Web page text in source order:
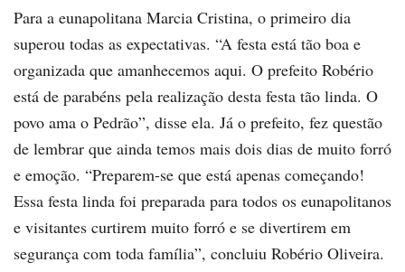
Para a eunapolitana Marcia Cristina, o primeiro dia
superou todas as expectativas. “A festa está tão boa e
organizada que amanhecemos aqui. O prefeito Robério
está de parabéns pela realização desta festa tão linda. O
povo ama o Pedrão”, disse ela. Já o prefeito, fez questão
de lembrar que ainda temos mais dois dias de muito forró
e emoção. “Preparem-se que está apenas começando!
Essa festa linda foi preparada para todos os eunapolitanos
e visitantes curtirem muito forró e se divertirem em
segurança com toda família”, concluiu Robério Oliveira.